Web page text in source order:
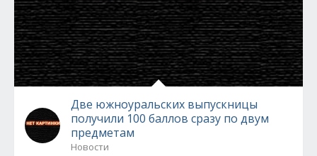
Две южноуральских выпускницы
получили 100 баллов сразу по двум
предметам
Новости